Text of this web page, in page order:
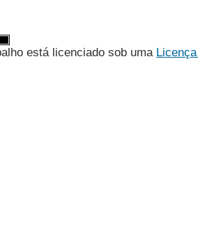
está licenciado sob uma